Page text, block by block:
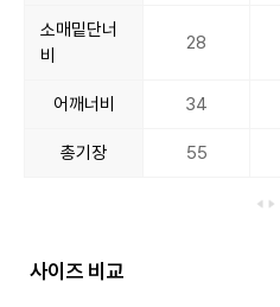
소매밑단너
비
28
어깨너비 34
총기장 55
사이즈 비교